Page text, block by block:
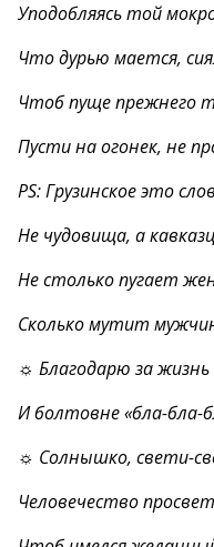
Уподобляясь той
Что дурью мается,
Чтоб пуще прежнего
Пусти на огонек, не
PS: Грузинское это
Не чудовища, а
Не столько пугает
Сколько мутит
☼ Благодарю за жизнь
И болтовне «бла-бла-
☼ Солнышко, свети-
Человечество